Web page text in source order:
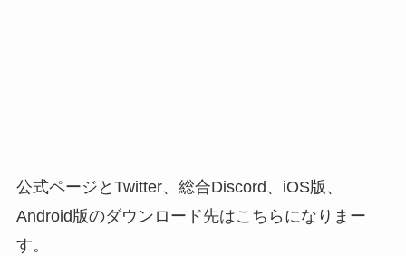
公式ページとTwitter、総合Discord、iOS版、
Android版のダウンロード先はこちらになりまー
す。